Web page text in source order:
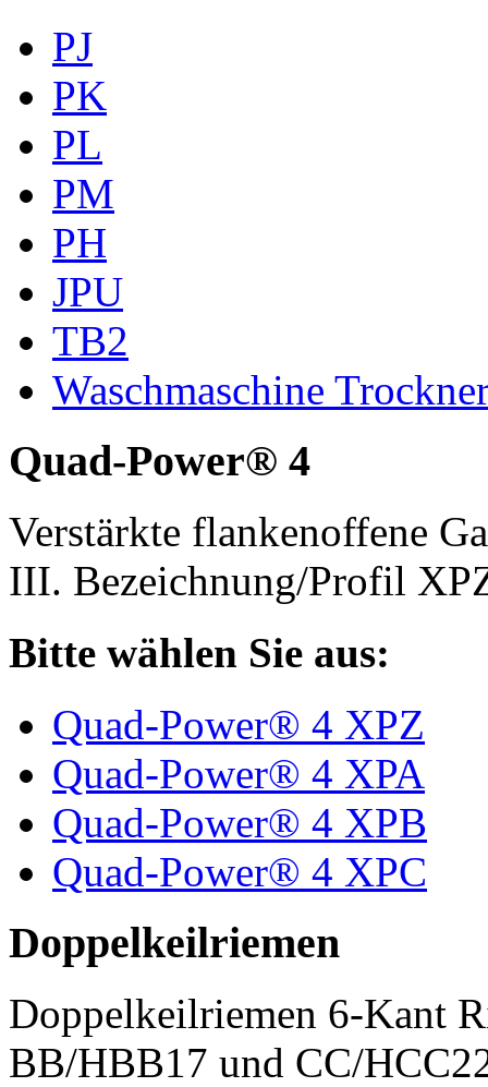
PJ
PK
PL
PM
PH
JPU
TB2
Waschmaschine
Quad-Power® 4
Verstärkte flankenoffene
III. Bezeichnung/Profil
Bitte wählen Sie aus:
Quad-Power® 4 XPZ
Quad-Power® 4 XPA
Quad-Power® 4 XPB
Quad-Power® 4 XPC
Doppelkeilriemen
Doppelkeilriemen 6-Kant
BB/HBB17 und CC/